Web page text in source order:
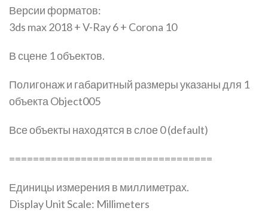
Версии форматов:
3ds max 2018 + V-Ray 6 + Corona 10
В сцене 1 объектов.
Полигонаж и габаритный размеры указаны для 1
объекта Object005
Все объекты находятся в слое 0 (default)
==================================
Единицы измерения в миллиметрах.
Display Unit Scale: Millimeters